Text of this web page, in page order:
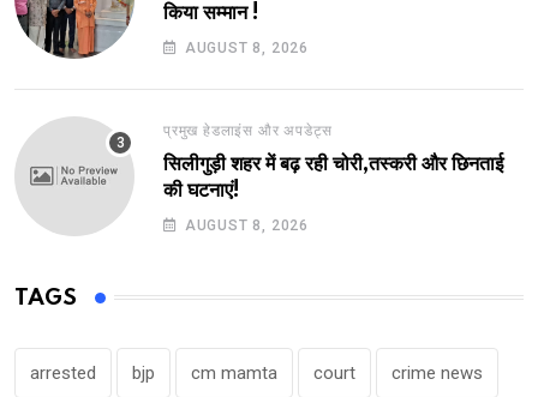
किया सम्मान !
AUGUST 8, 2026
प्रमुख हेडलाइंस और अपडेट्स
सिलीगुड़ी शहर में बढ़ रही चोरी,तस्करी और छिनताई
की घटनाएं!
AUGUST 8, 2026
TAGS
arrested bjp cm mamta court crime news